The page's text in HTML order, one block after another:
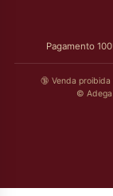
Pagamento
🔞 Venda proibida
© Adega